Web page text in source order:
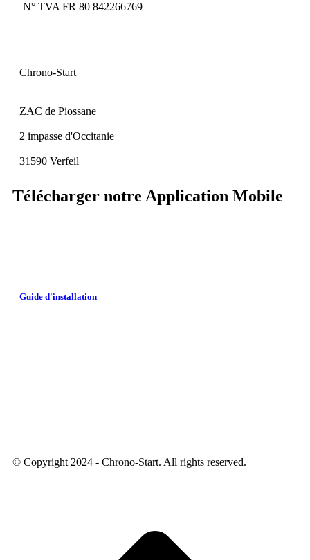
N° TVA FR 80 842266769
Chrono-Start
ZAC de Piossane
2 impasse d'Occitanie
31590 Verfeil
Télécharger notre Application Mobile
Guide d'installation
© Copyright 2024 - Chrono-Start. All rights reserved.